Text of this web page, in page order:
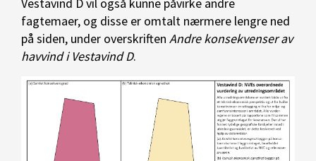
Vestavind D vil også kunne påvirke andre
fagtemaer, og disse er omtalt nærmere lengre ned
på siden, under overskriften Andre konsekvenser av
havvind i Vestavind D.